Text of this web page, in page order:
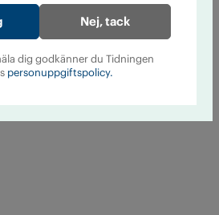
Nej, tack
dig godkänner du Tidningen
personuppgiftspolicy.